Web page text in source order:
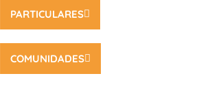
PARTICULARES
COMUNIDADES